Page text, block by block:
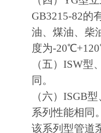
GB3215-82的
油、煤油、柴
度为-
（五）ISW
同。
（六）ISGB
系列性能相同
该系列型管道